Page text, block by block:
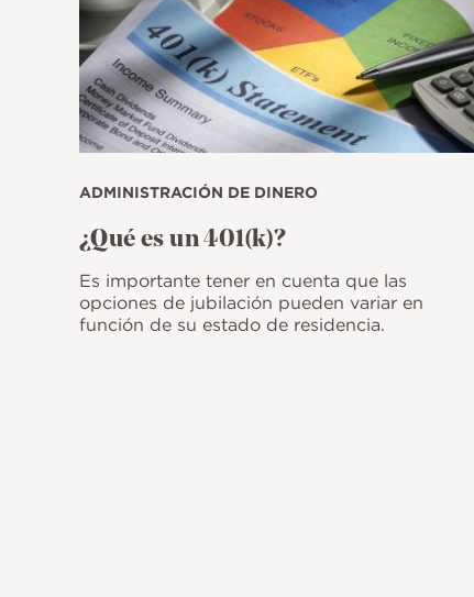
ADMINISTRACIÓN DE DINERO
¿Qué es un 401(k)?​​​​​​​
Es importante tener en cuenta que las
opciones de jubilación pueden variar en
función de su estado de residencia.